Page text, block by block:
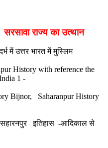
राज्य का उत्थान
में उत्तर भारत में मुस्लिम
History with reference the
1 -
Bijnor, Saharanpur History
, सहारनपुर इतिहास -आदिकाल से